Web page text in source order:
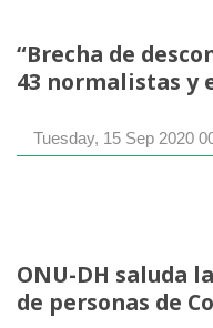
“Brecha de
43 normalistas y
Tuesday, 15 Sep 2020
ONU-DH saluda
de personas de